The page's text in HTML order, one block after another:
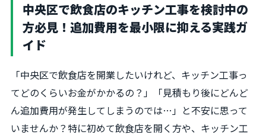
中央区で飲食店のキッチン工事を検討中の
方必見！追加費用を最小限に抑える実践ガ
イド
「中央区で飲食店を開業したいけれど、キッチン工事っ
てどのくらいお金がかかるの？」「見積もり後にどんど
ん追加費用が発生してしまうのでは…」と不安に思って
いませんか？特に初めて飲食店を開く方や、キッチン工